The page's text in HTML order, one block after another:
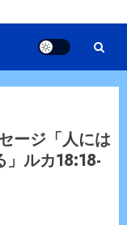
ージ「人には
」ルカ18:18-